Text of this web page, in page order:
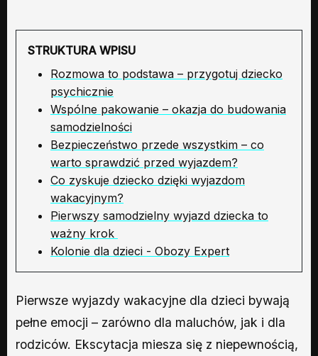
STRUKTURA WPISU
Rozmowa to podstawa – przygotuj dziecko
psychicznie
Wspólne pakowanie – okazja do budowania
samodzielności
Bezpieczeństwo przede wszystkim – co
warto sprawdzić przed wyjazdem?
Co zyskuje dziecko dzięki wyjazdom
wakacyjnym?
Pierwszy samodzielny wyjazd dziecka to
ważny krok
Kolonie dla dzieci - Obozy Expert
Pierwsze wyjazdy wakacyjne dla dzieci bywają
pełne emocji – zarówno dla maluchów, jak i dla
rodziców. Ekscytacja miesza się z niepewnością,